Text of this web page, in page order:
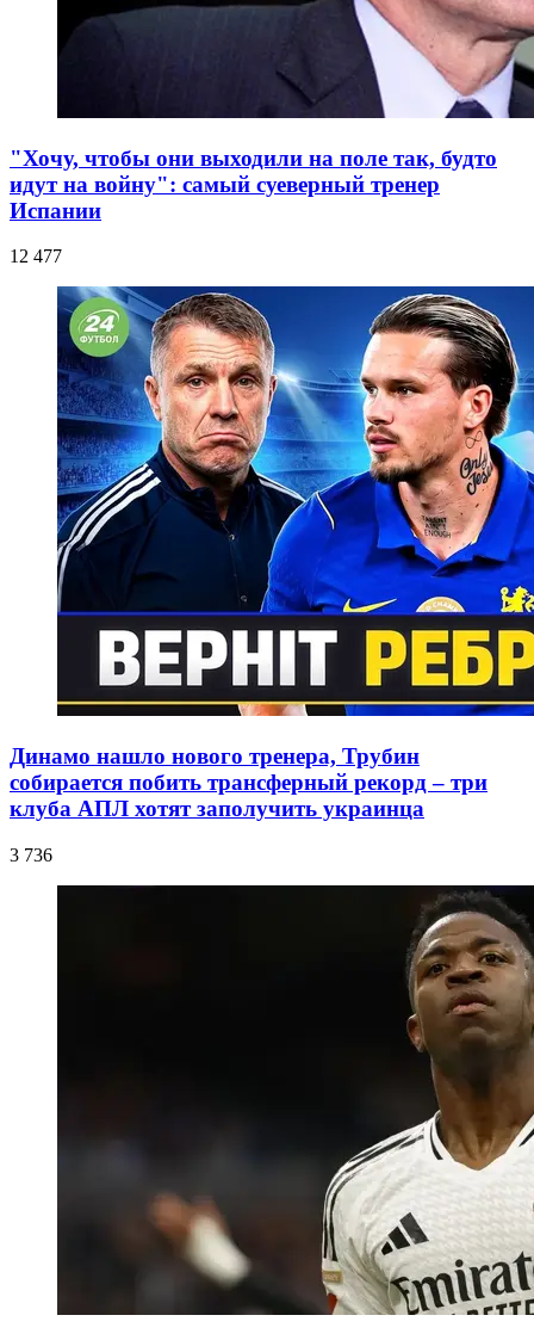
"Хочу, чтобы они выходили на поле так, будто
идут на войну": самый суеверный тренер
Испании
12 477
Динамо нашло нового тренера, Трубин
собирается побить трансферный рекорд – три
клуба АПЛ хотят заполучить украинца
3 736